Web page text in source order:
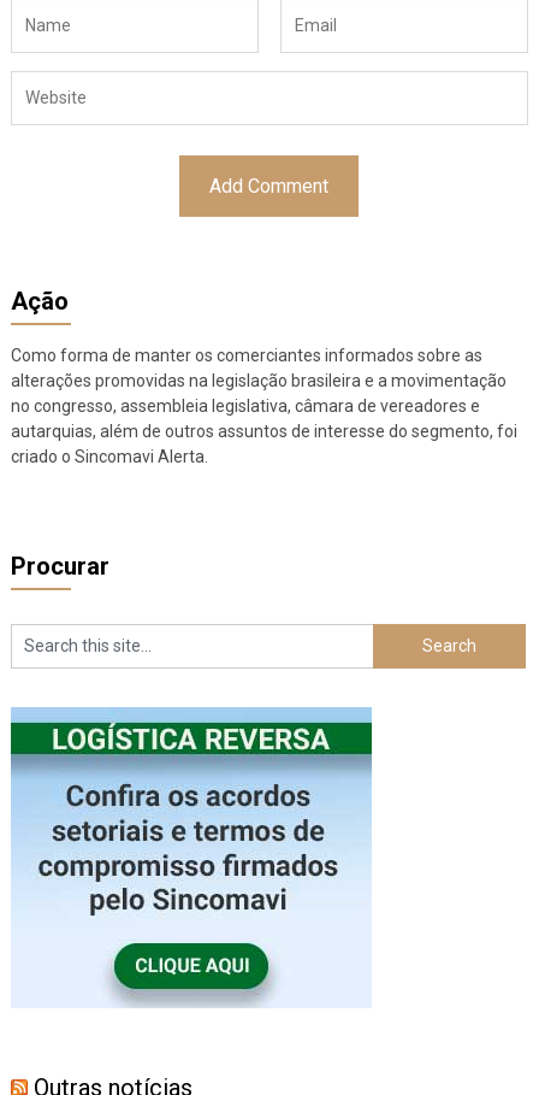
Ação
Como forma de manter os comerciantes informados sobre as
alterações promovidas na legislação brasileira e a movimentação
no congresso, assembleia legislativa, câmara de vereadores e
autarquias, além de outros assuntos de interesse do segmento, foi
criado o Sincomavi Alerta.
Procurar
Outras notícias